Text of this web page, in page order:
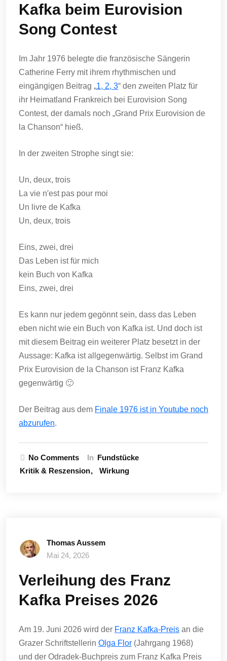
Kafka beim Eurovision
Song Contest
Im Jahr 1976 belegte die französische Sängerin
Catherine Ferry mit ihrem rhythmischen und
eingängigen Beitrag „1, 2, 3“ den zweiten Platz für
ihr Heimatland Frankreich bei Eurovision Song
Contest, der damals noch „Grand Prix Eurovision de
la Chanson“ hieß.
In der zweiten Strophe singt sie:
Un, deux, trois
La vie n′est pas pour moi
Un livre de Kafka
Un, deux, trois
Eins, zwei, drei
Das Leben ist für mich
kein Buch von Kafka
Eins, zwei, drei
Es kann nur jedem gegönnt sein, dass das Leben
eben nicht wie ein Buch von Kafka ist. Und doch ist
mit diesem Beitrag ein weiterer Platz besetzt in der
Aussage: Kafka ist allgegenwärtig. Selbst im Grand
Prix Eurovision de la Chanson ist Franz Kafka
gegenwärtig 🙂
Der Beitrag aus dem Finale 1976 ist in Youtube noch
abzurufen.
No Comments In Fundstücke
Kritik & Reszension
Wirkung
Thomas Aussem
Mai 24, 2026
Verleihung des Franz
Kafka Preises 2026
Am 19. Juni 2026 wird der Franz Kafka-Preis an die
Grazer Schriftstellerin Olga Flor (Jahrgang 1968)
und der Odradek-Buchpreis zum Franz Kafka Preis